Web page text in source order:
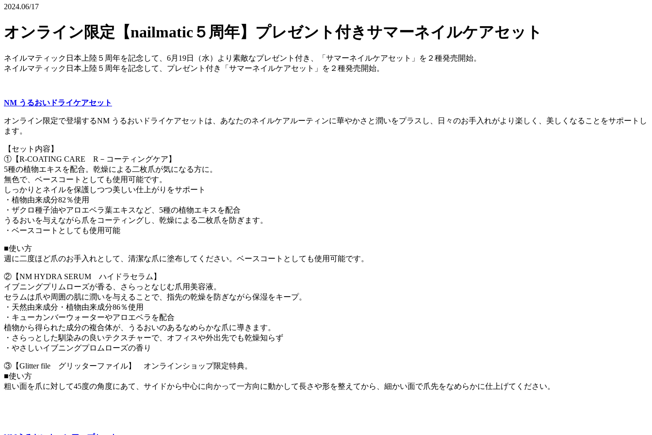
2024.06/17
オンライン限定【nailmatic５周年】プレゼント付きサマーネイルケアセット
ネイルマティック日本上陸５周年を記念して、6月19日（水）より素敵なプレゼント付き、「サマーネイルケアセット」を２種発売開始。
ネイルマティック日本上陸５周年を記念して、プレゼント付き「サマーネイルケアセット」を２種発売開始。
NM うるおいドライケアセット
オンライン限定で登場するNM うるおいドライケアセットは、あなたのネイルケアルーティンに華やかさと潤いをプラスし、日々のお手入れがより楽しく、美しくなることをサポートし
ます。
【セット内容】
①【R-COATING CARE R－コーティングケア】
5種の植物エキスを配合。乾燥による二枚爪が気になる方に。
無色で、ベースコートとしても使用可能です。
しっかりとネイルを保護しつつ美しい仕上がりをサポート
・植物由来成分82％使用
・ザクロ種子油やアロエベラ葉エキスなど、5種の植物エキスを配合
うるおいを与えながら爪をコーティングし、乾燥による二枚爪を防ぎます。
・ベースコートとしても使用可能
■使い方
週に二度ほど爪のお手入れとして、清潔な爪に塗布してください。ベースコートとしても使用可能です。
②【NM HYDRA SERUM ハイドラセラム】
イブニングプリムローズが香る、さらっとなじむ爪用美容液。
セラムは爪や周囲の肌に潤いを与えることで、指先の乾燥を防ぎながら保湿をキープ。
・天然由来成分・植物由来成分86％使用
・キューカンバーウォーターやアロエベラを配合
植物から得られた成分の複合体が、うるおいのあるなめらかな爪に導きます。
・さらっとした馴染みの良いテクスチャーで、オフィスや外出先でも乾燥知らず
・やさしいイブニングプロムローズの香り
③【Glitter file グリッターファイル】 オンラインショップ限定特典。
■使い方
粗い面を爪に対して45度の角度にあて、サイドから中心に向かって一方向に動かして長さや形を整えてから、細かい面で爪先をなめらかに仕上げてください。